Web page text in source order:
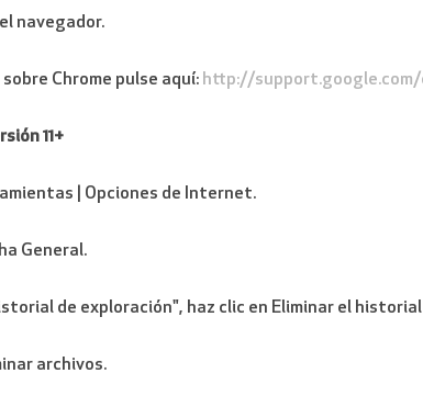
navegador.
Chrome pulse aquí: http://
11+
| Opciones de Internet.
General.
de exploración", haz clic en Eliminar el
archivos.